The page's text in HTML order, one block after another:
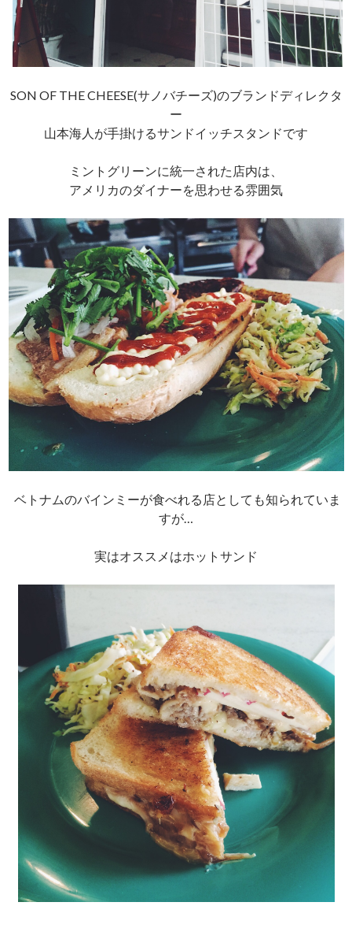
SON OF THE CHEESE(サノバチーズ)のブランドディレクタ
ー
山本海人が手掛けるサンドイッチスタンドです
ミントグリーンに統一された店内は、
アメリカのダイナーを思わせる雰囲気
ベトナムのバインミーが食べれる店としても知られていま
すが…
実はオススメはホットサンド